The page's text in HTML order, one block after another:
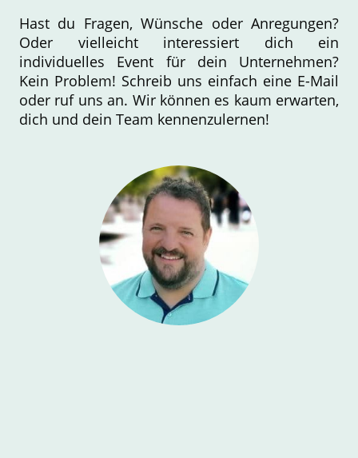
Hast du Fragen, Wünsche oder Anregungen?
Oder vielleicht interessiert dich ein
individuelles Event für dein Unternehmen?
Kein Problem! Schreib uns einfach eine E-Mail
oder ruf uns an. Wir können es kaum erwarten,
dich und dein Team kennenzulernen!